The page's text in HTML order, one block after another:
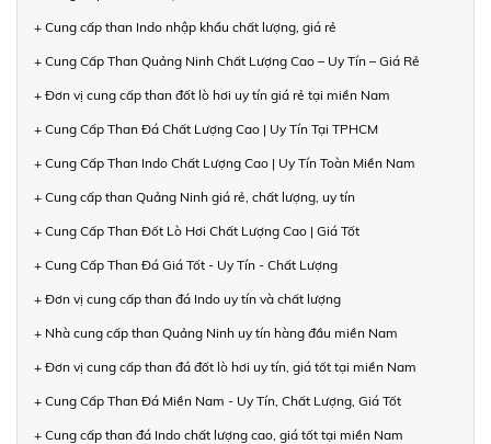
+ Cung cấp than Indo nhập khẩu chất lượng, giá rẻ
+ Cung Cấp Than Quảng Ninh Chất Lượng Cao – Uy Tín – Giá Rẻ
+ Đơn vị cung cấp than đốt lò hơi uy tín giá rẻ tại miền Nam
+ Cung Cấp Than Đá Chất Lượng Cao | Uy Tín Tại TPHCM
+ Cung Cấp Than Indo Chất Lượng Cao | Uy Tín Toàn Miền Nam
+ Cung cấp than Quảng Ninh giá rẻ, chất lượng, uy tín
+ Cung Cấp Than Đốt Lò Hơi Chất Lượng Cao | Giá Tốt
+ Cung Cấp Than Đá Giá Tốt - Uy Tín - Chất Lượng
+ Đơn vị cung cấp than đá Indo uy tín và chất lượng
+ Nhà cung cấp than Quảng Ninh uy tín hàng đầu miền Nam
+ Đơn vị cung cấp than đá đốt lò hơi uy tín, giá tốt tại miền Nam
+ Cung Cấp Than Đá Miền Nam - Uy Tín, Chất Lượng, Giá Tốt
+ Cung cấp than đá Indo chất lượng cao, giá tốt tại miền Nam